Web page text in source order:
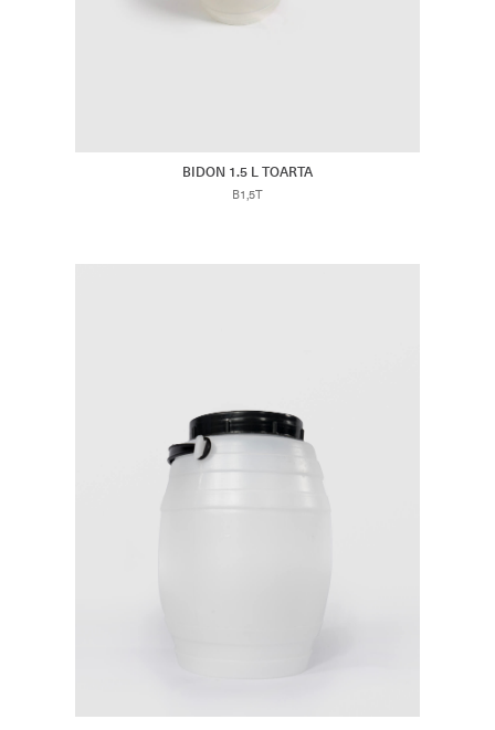
BIDON 1.5 L TOARTA
B1,5T